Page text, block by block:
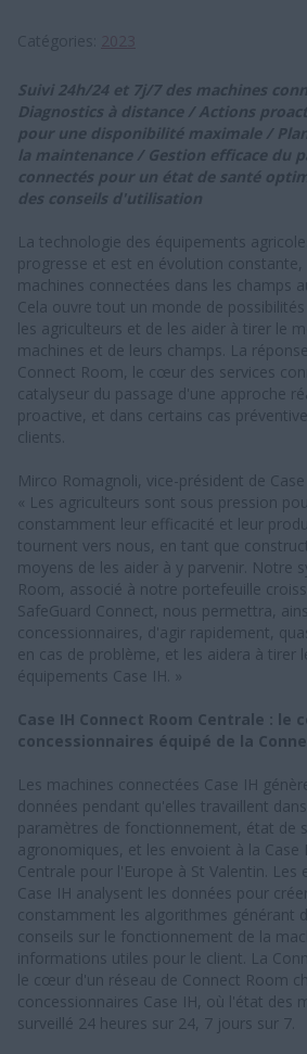
Suivi 24h/24 et 7j/7 des machines
Diagnostics à distance / Actions
pour une disponibilité maximale /
la maintenance / Gestion efficace du
connectés pour un état de santé
des conseils d'utilisation
La technologie des équipements
progresse et est en évolution
machines connectées dans les champs
Cela ouvre tout un monde de
les agriculteurs et de les aider à tirer le
machines et de leurs champs. La
Connect Room, le cœur des services
catalyseur du passage d'une approche
proactive, et dans certains cas
clients.
Mirco Romagnoli, vice-président de Case
« Les agriculteurs sont sous pression
constamment leur efficacité et leur
tournent vers nous, en tant que
moyens de les aider à y parvenir. Notre
Room, associé à notre portefeuille
SafeGuard Connect, nous permettra,
concessionnaires, d'agir rapidement,
en cas de problème, et les aidera à tirer
équipements Case IH. »
Case IH Connect Room Centrale : le
concessionnaires équipé de la
Les machines connectées Case IH
données pendant qu'elles travaillent dans
paramètres de fonctionnement, état de
agronomiques, et les envoient à la Case
Centrale pour l'Europe à St Valentin. Les
Case IH analysent les données pour
constamment les algorithmes générant
conseils sur le fonctionnement de la
informations utiles pour le client. La
le cœur d'un réseau de Connect Room
concessionnaires Case IH, où l'état des
surveillé 24 heures sur 24, 7 jours sur 7.